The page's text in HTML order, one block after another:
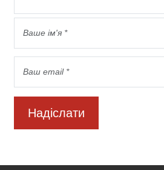
Надіслати